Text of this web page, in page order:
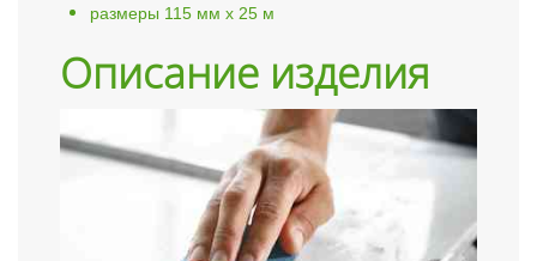
размеры 115 мм x 25 м
Описание изделия